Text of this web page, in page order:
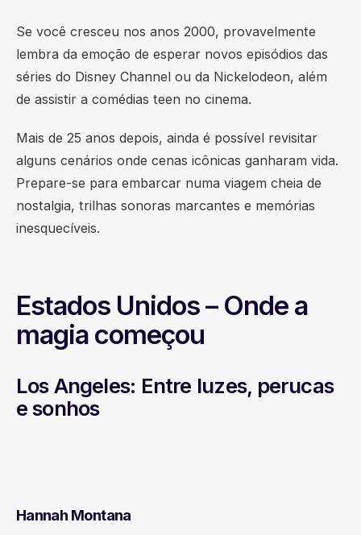
Se você cresceu nos anos 2000, provavelmente
lembra da emoção de esperar novos episódios das
séries do Disney Channel ou da Nickelodeon, além
de assistir a comédias teen no cinema.
Mais de 25 anos depois, ainda é possível revisitar
alguns cenários onde cenas icônicas ganharam vida.
Prepare-se para embarcar numa viagem cheia de
nostalgia, trilhas sonoras marcantes e memórias
inesquecíveis.
Estados Unidos – Onde a
magia começou
Los Angeles: Entre luzes, perucas
e sonhos
Hannah Montana